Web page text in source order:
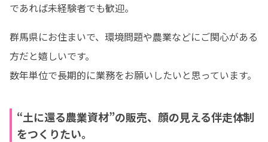
であれば未経験者でも歓迎。
群馬県にお住まいで、環境問題や農業などにご関心がある
方だと嬉しいです。
数年単位で長期的に業務をお願いしたいと思っています。
“土に還る農業資材”の販売、顔の見える伴走体制
をつくりたい。